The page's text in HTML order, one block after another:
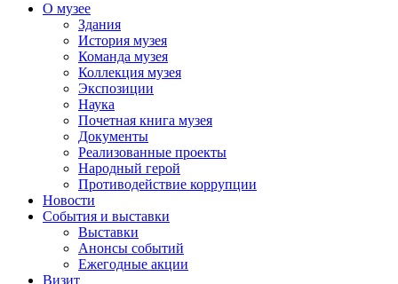
О музее
Здания
История музея
Команда музея
Коллекция музея
Экспозиции
Наука
Почетная книга музея
Документы
Реализованные проекты
Народный герой
Противодействие коррупции
Новости
События и выставки
Выставки
Анонсы событий
Ежегодные акции
Визит